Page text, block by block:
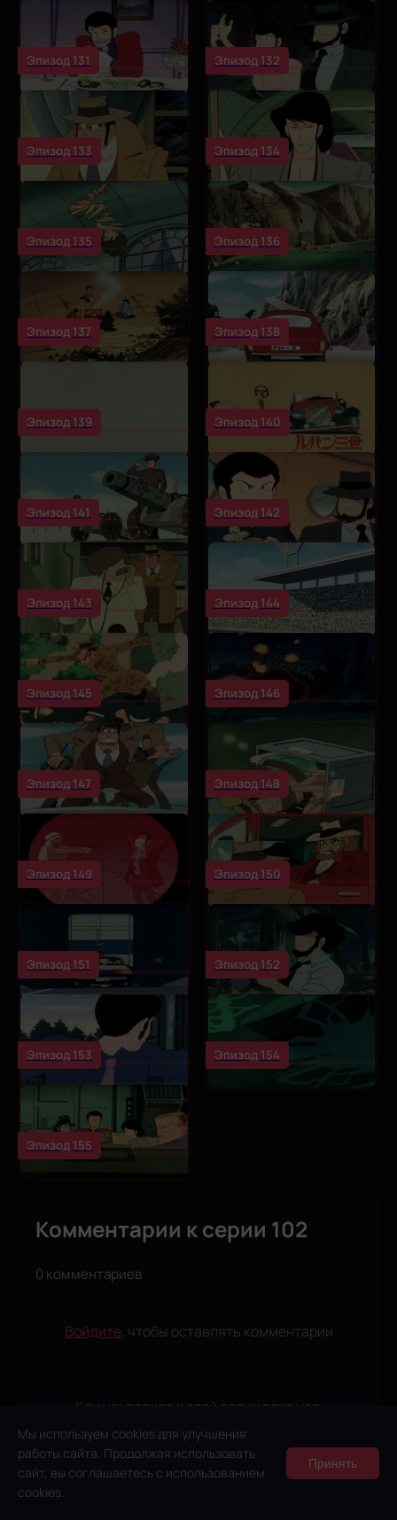
Мы используем cookies для улучшения
работы сайта. Продолжая использовать
сайт, вы соглашаетесь с использованием
cookies.
Принять
Эпизод 131 Эпизод 132
Эпизод 133 Эпизод 134
Эпизод 135 Эпизод 136
Эпизод 137 Эпизод 138
Эпизод 139 Эпизод 140
Эпизод 141 Эпизод 142
Эпизод 143 Эпизод 144
Эпизод 145 Эпизод 146
Эпизод 147 Эпизод 148
Эпизод 149 Эпизод 150
Эпизод 151 Эпизод 152
Эпизод 153 Эпизод 154
Эпизод 155
Комментарии к серии 102
0 комментариев
Войдите, чтобы оставлять комментарии
Комментариев к этой серии пока нет.
Будьте первым!